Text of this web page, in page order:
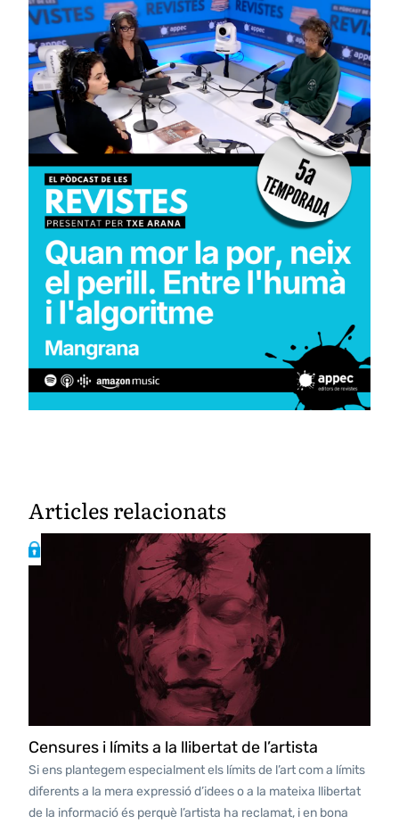
Articles relacionats
Censures i límits a la llibertat de l’artista
Si ens plantegem especialment els límits de l’art com a límits
diferents a la mera expressió d’idees o a la mateixa llibertat
de la informació és perquè l’artista ha reclamat, i en bona